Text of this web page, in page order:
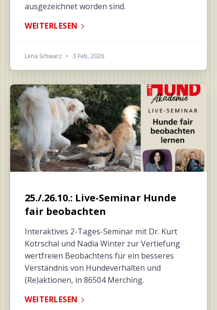
ausgezeichnet worden sind.
WEITERLESEN
Lena Schwarz • 3 Feb, 2026
25./.26.10.: Live-Seminar Hunde
fair beobachten
Interaktives 2-Tages-Seminar mit Dr. Kurt
Kotrschal und Nadia Winter zur Vertiefung
wertfreien Beobachtens für ein besseres
Verständnis von Hundeverhalten und
(Re)aktionen, in 86504 Merching.
WEITERLESEN